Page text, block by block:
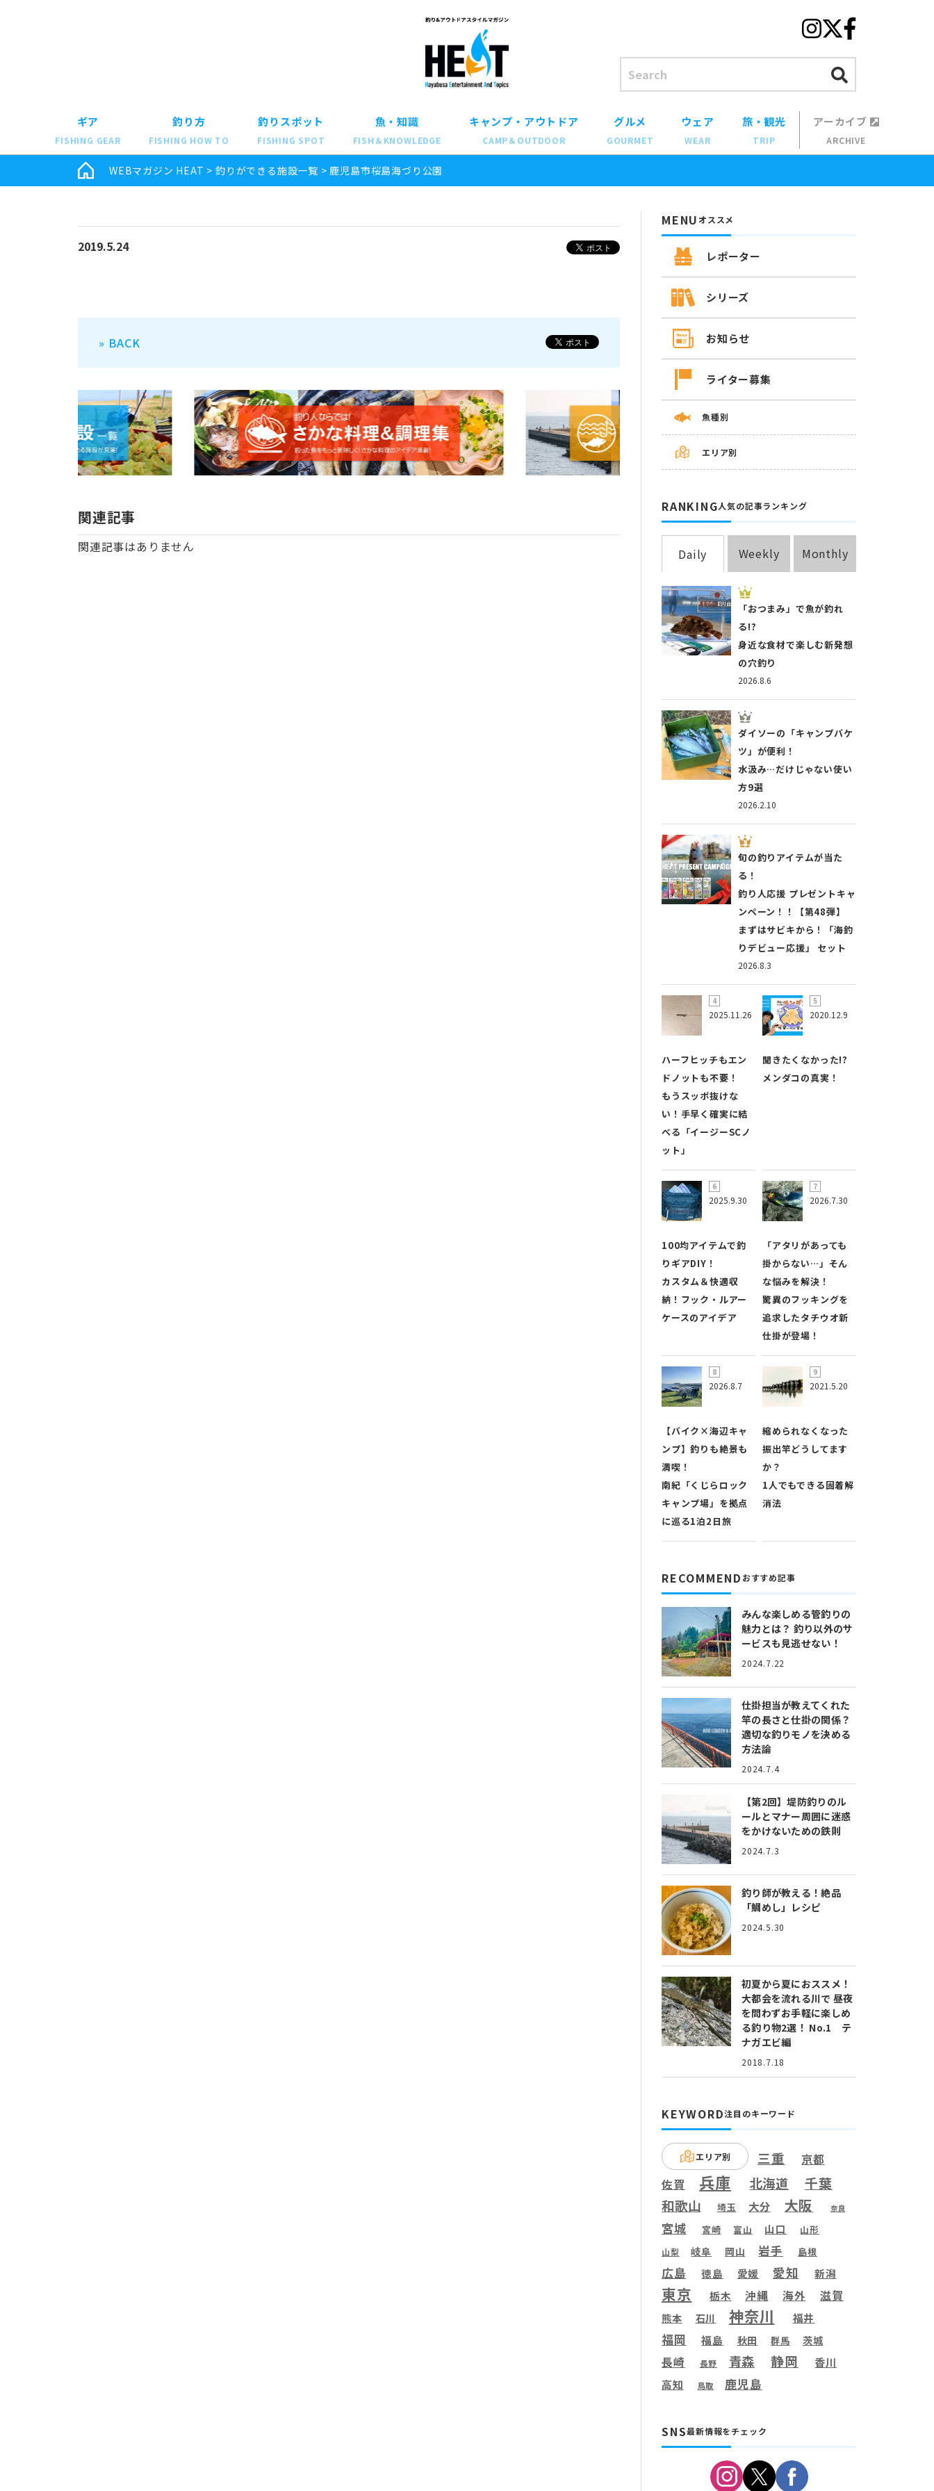
ギア
FISHING GEAR
釣り方
FISHING HOW TO
釣りスポット
FISHING SPOT
魚・知識
FISH＆KNOWLEDGE
キャンプ・アウトドア
CAMP＆OUTDOOR
グルメ
GOURMET
ウェア
WEAR
旅・観光
TRIP
アーカイブ
ARCHIVE
WEBマガジン HEAT >釣りができる施設一覧 > 鹿児島市桜島海づり公園
2019.5.24
» BACK
関連記事
関連記事はありません
MENUオススメ
レポーター
シリーズ
お知らせ
ライター募集
魚種別
エリア別
RANKING人気の記事ランキング
Daily Weekly Monthly
2026.8.6
「おつまみ」で魚が釣れ
る!?
身近な食材で楽しむ新発想
の穴釣り
2026.2.10
ダイソーの「キャンプバケ
ツ」が便利！
水汲み…だけじゃない使い
方9選
2026.8.3
旬の釣りアイテムが当た
る！
釣り人応援 プレゼントキャ
ンペーン！！【第48弾】
まずはサビキから！「海釣
りデビュー応援」 セット
2025.11.26
ハーフヒッチもエン
ドノットも不要！
もうスッポ抜けな
い！手早く確実に結
べる「イージーSCノ
ット」
2020.12.9
聞きたくなかった!?
メンダコの真実！
2025.9.30
100均アイテムで釣
りギアDIY！
カスタム＆快適収
納！フック・ルアー
ケースのアイデア
2026.7.30
「アタリがあっても
掛からない…」そん
な悩みを解決！
驚異のフッキングを
追求したタチウオ新
仕掛が登場！
2026.8.7
【バイク×海辺キャ
ンプ】釣りも絶景も
満喫！
南紀「くじらロック
キャンプ場」を拠点
に巡る1泊2日旅
2021.5.20
縮められなくなった
振出竿どうしてます
か？
1人でもできる固着解
消法
RECOMMEND おすすめ記事
みんな楽しめる管釣りの
魅力とは？ 釣り以外のサ
ービスも見逃せない！
2024.7.22
仕掛担当が教えてくれた
竿の長さと仕掛の関係？
適切な釣りモノを決める
方法論
2024.7.4
【第2回】堤防釣りのル
ールとマナー周囲に迷惑
をかけないための鉄則
2024.7.3
釣り師が教える！絶品
「鯛めし」レシピ
2024.5.30
初夏から夏におススメ！
大都会を流れる川で 昼夜
を問わずお手軽に楽しめ
る釣り物2選！ No.1 テ
ナガエビ編
2018.7.18
KEYWORD注目のキーワード
エリア別 三重 京都
佐賀 兵庫 北海道 千葉
和歌山 埼玉 大分 大阪 奈良
宮城 宮崎 富山 山口 山形
山梨 岐阜 岡山 岩手 島根
広島 徳島 愛媛 愛知 新潟
東京 栃木 沖縄 海外 滋賀
熊本 石川 神奈川 福井
福岡 福島 秋田 群馬 茨城
長崎 長野 青森 静岡 香川
高知 鳥取 鹿児島
SNS最新情報をチェック